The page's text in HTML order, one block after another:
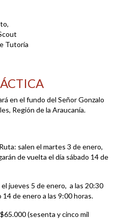
Tutoría
en el fundo del Señor Gonzalo
Región de la Araucanía.
salen el martes 3 de enero,
de vuelta el día sábado 14 de
jueves 5 de enero, a las 20:30
de enero a las 9:00 horas.
(sesenta y cinco mil